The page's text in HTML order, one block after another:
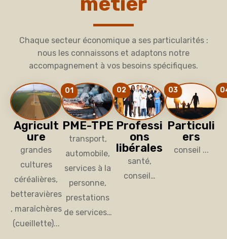
Chaque secteur économique a ses particularités :
nous les connaissons et adaptons notre
accompagnement à vos besoins spécifiques.
01
Agricult
ure
grandes
cultures
céréalières,
betteravières
, maraîchères
(cueillette)...
02
PME-TPE
transport,
automobile,
services à la
personne,
prestations
de services…
03
Professi
ons
libérales
santé,
conseil…
Particuli
ers
conseil ...